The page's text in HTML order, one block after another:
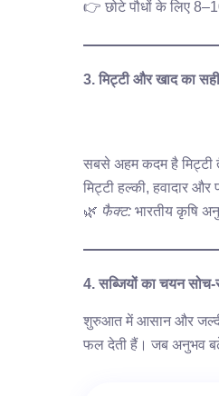
👉 छोटे पौधों के लिए
3. मिट्टी और खाद का
सबसे अहम कदम है मिट्टी
मिट्टी हल्की, हवादार और
🌿 फैक्ट: भारतीय कृषि
4. सब्जियों का चयन
शुरुआत में आसान और जल्दी
फल देती हैं। जब अनुभव बढ़े